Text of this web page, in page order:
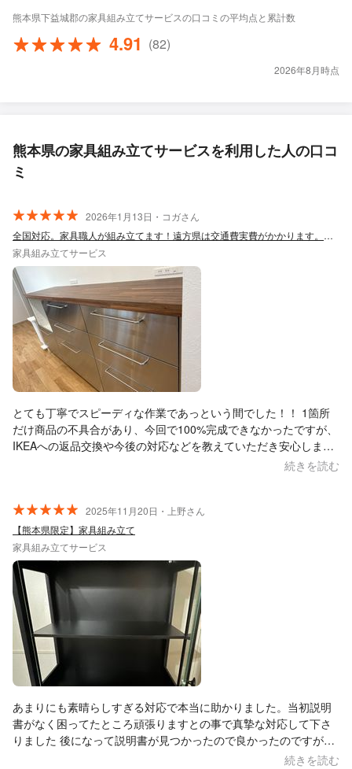
熊本県下益城郡の家具組み立てサービスの口コミの平均点と累計数
4.91 (82)
2026年8月時点
熊本県の家具組み立てサービスを利用した人の口コ
ミ
2026年1月13日・コガさん
全国対応。家具職人が組み立てます！遠方県は交通費実費がかかります。相談下さい。
家具組み立てサービス
とても丁寧でスピーディな作業であっという間でした！！ 1箇所
だけ商品の不具合があり、今回で100%完成できなかったですが、
IKEAへの返品交換や今後の対応などを教えていただき安心しまし
た！ ありがとうございました！ また機会がありましたらよろしく
続きを読む
2025年11月20日・上野さん
【熊本県限定】家具組み立て
家具組み立てサービス
あまりにも素晴らしすぎる対応で本当に助かりました。当初説明
書がなく困ってたところ頑張りますとの事で真摯な対応して下さ
りました 後になって説明書が見つかったので良かったのですがな
い場合でも確実に力になってくれる方です またお願いしようと思
続きを読む